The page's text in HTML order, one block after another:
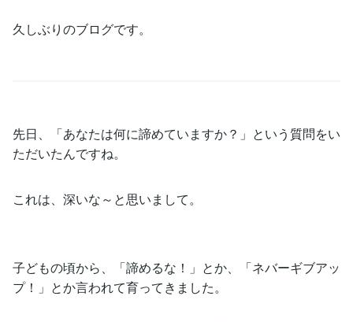
久しぶりのブログです。
先日、「あなたは何に諦めていますか？」という質問をい
ただいたんですね。
これは、深いな～と思いまして。
子どもの頃から、「諦めるな！」とか、「ネバーギブアッ
プ！」とか言われて育ってきました。